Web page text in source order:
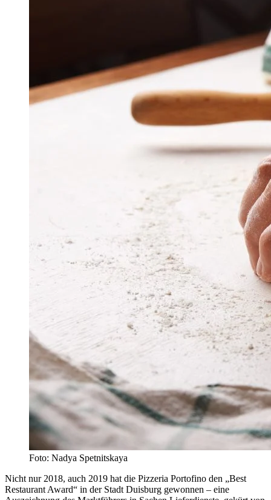
Foto: Nadya Spetnitskaya
Nicht nur 2018, auch 2019 hat die Pizzeria Portofino den „Best
Restaurant Award“ in der Stadt Duisburg gewonnen – eine